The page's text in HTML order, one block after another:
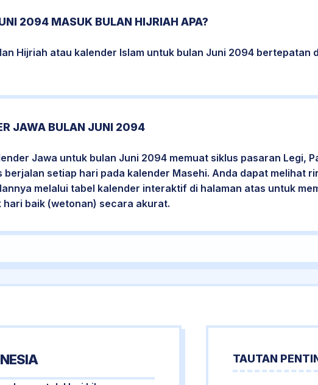
2094 MASUK BULAN HIJRIAH APA?
Hijriah atau kalender Islam untuk bulan Juni 2094 bertepatan
JAWA BULAN JUNI 2094
Jawa untuk bulan Juni 2094 memuat siklus pasaran Legi,
berjalan setiap hari pada kalender Masehi. Anda dapat melihat
melalui tabel kalender interaktif di halaman atas untuk
hari baik (wetonan) secara akurat.
TAUTAN